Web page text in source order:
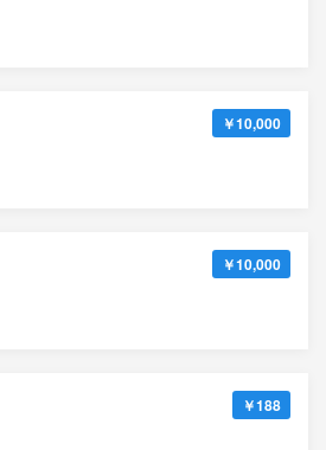
￥10,000
￥10,000
￥188